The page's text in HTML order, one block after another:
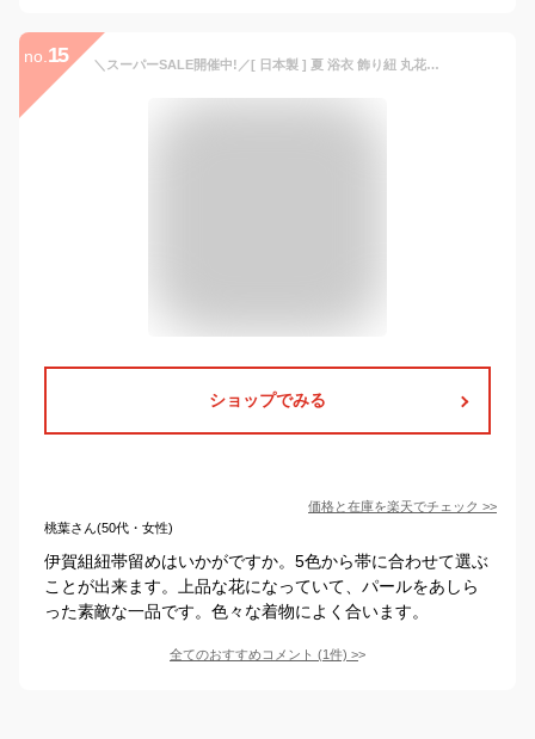
no. 15 ＼スーパーSALE開催中!／[ 日本製 ] 夏 浴衣 飾り紐 丸花結び パール 5色 伊賀組紐 帯締め 帯留め パールビーズ パステル 帯飾り ポリエステル ゆかた 着物 国産 小紋 普段着 夏着物 振袖 レディース 女性 上品 シック 可愛い 黒 白 銀 黄色 ピンク 緑 (fu105)
ショップでみる
価格と在庫を楽天でチェック >>
桃葉さん(50代・女性)
伊賀組紐帯留めはいかがですか。5色から帯に合わせて選ぶ
ことが出来ます。上品な花になっていて、パールをあしら
った素敵な一品です。色々な着物によく合います。
全てのおすすめコメント (1件) >